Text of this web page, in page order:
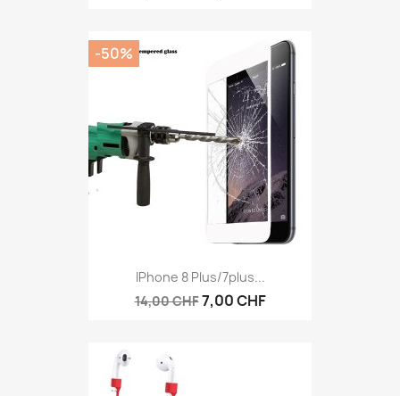
IPhone 8 Plus/7plus...
14,00 CHF7,00 CHF
-50%